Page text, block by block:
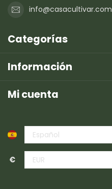
info@casacultivar.com
Categorías
Información
Mi cuenta
€